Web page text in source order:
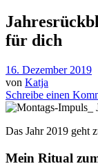
für dich
16. Dezember 2019
von Katja
Schreibe einen
Das Jahr 2019 geht
Mein Ritual